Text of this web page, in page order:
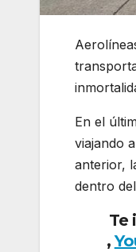
En el
viajando
anterior,
dentro
Te
,